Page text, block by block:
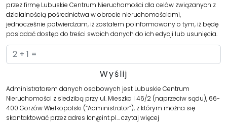
przez firmę Lubuskie Centrum Nieruchomości dla celów związanych z
działalnością pośrednictwa w obrocie nieruchomościami,
jednocześnie potwierdzam, iż zostałem poinformowany o tym, iż będę
posiadać dostęp do treści swoich danych do ich edycji lub usunięcia.
Administratorem danych osobowych jest Lubuskie Centrum
Nieruchomości z siedzibą przy ul. Mieszka I 46/2 (naprzeciw sądu), 66-
400 Gorzów Wielkopolski (“Administrator”), z którym można się
skontaktować przez adres lcn@int.pl…czytaj więcej